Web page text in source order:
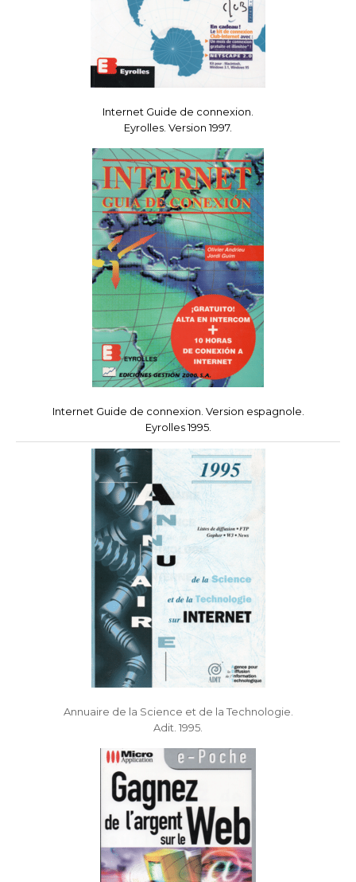
Internet Guide de connexion.
Eyrolles. Version 1997.
Internet Guide de connexion. Version espagnole.
Eyrolles 1995.
Annuaire de la Science et de la Technologie.
Adit. 1995.